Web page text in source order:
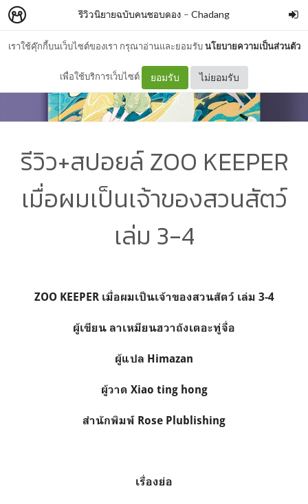
เราใช้คุ๊กกี้บนเว็บไซต์ของเรา กรุณาอ่านและยอมรับนโยบายความเป็นส่วนตัว
เพื่อใช้บริการเว็บไซต์ ยอมรับ ไม่ยอมรับ
รีวิวนิยายฉบับคนชอบดอง – Chadang
รีวิว+สปอยล์ ZOO KEEPER
เมื่อผมเป็นเจ้าของสวนสัตว์
เล่ม 3-4
ZOO KEEPER เมื่อผมเป็นเจ้าของสวนสัตว์ เล่ม 3-4
ผู้เขียน ลาเหมียนฮวาถังเตอะทู่จื่อ
ผู้แปล Himazan
ผู้วาด Xiao ting hong
สำนักพิมพ์ Rose Plublishing
เรื่องย่อ